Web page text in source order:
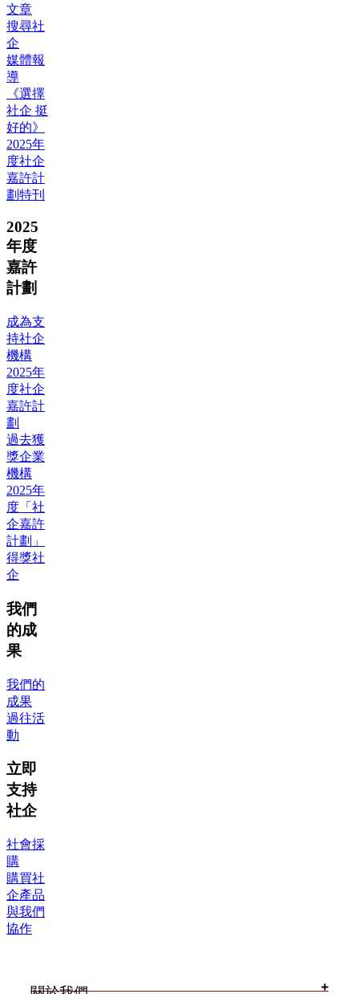
文章
搜尋社
企
媒體報
導
《選擇
社企 挺
好的》
2025年
度社企
嘉許計
劃特刊
2025
年度
嘉許
計劃
成為支
持社企
機構
2025年
度社企
嘉許計
劃
過去獲
獎企業
機構
2025年
度「社
企嘉許
計劃」
得獎社
企
我們
的成
果
我們的
成果
過往活
動
立即
支持
社企
社會採
購
購買社
企產品
與我們
協作